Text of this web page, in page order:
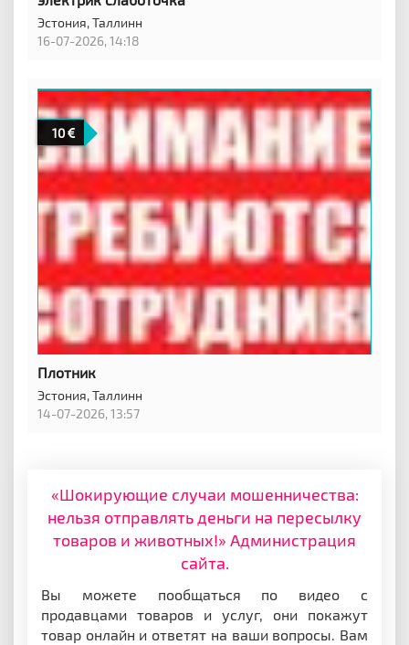
Эстония,Таллинн
16-07-2026, 14:18
10
Плотник
Эстония,Таллинн
14-07-2026, 13:57
«Шокирующие случаи мошенничества:
нельзя отправлять деньги на пересылку
товаров и животных!» Администрация
сайта.
Вы можете пообщаться по видео с
продавцами товаров и услуг, они покажут
товар онлайн и ответят на ваши вопросы. Вам